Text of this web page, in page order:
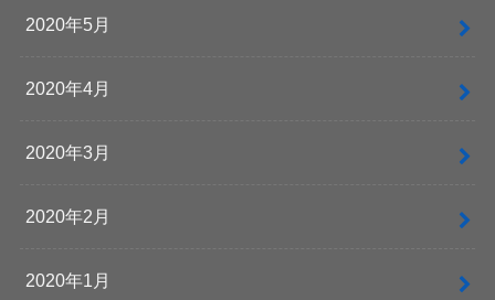
2020年5月
2020年4月
2020年3月
2020年2月
2020年1月